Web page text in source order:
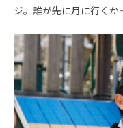
ジ。誰が先に月に行くか